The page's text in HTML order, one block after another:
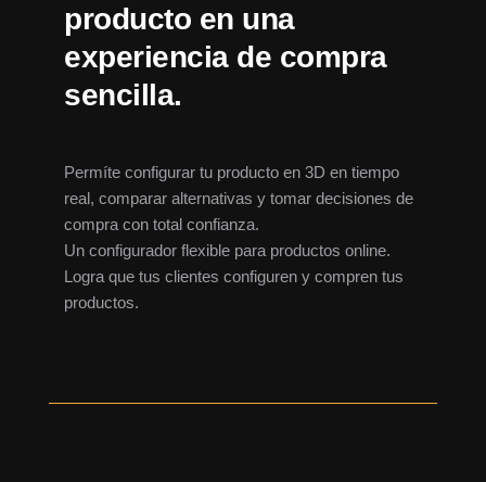
producto en una
experiencia de compra
sencilla.
Permíte configurar tu producto en 3D en tiempo
real, comparar alternativas y tomar decisiones de
compra con total confianza.
Un configurador flexible para productos online.
Logra que tus clientes configuren y compren tus
productos.